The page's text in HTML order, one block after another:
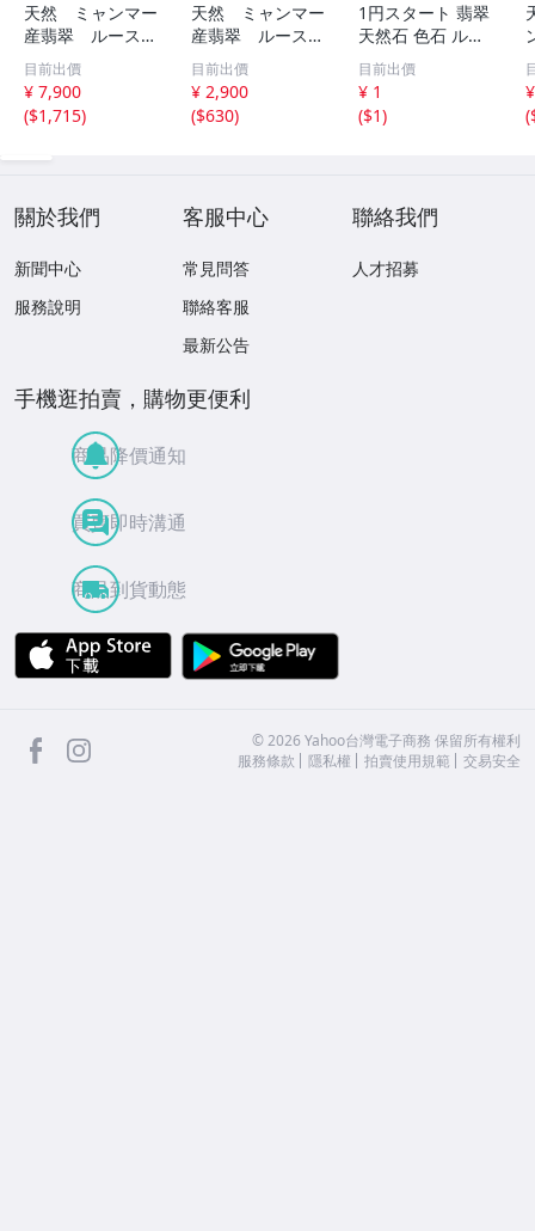
天然 ミャンマー
産翡翠 ルース
瓜 氷のように透
き通る 17ｘ8.5
ｘ2.4ｍｍ 3.5ct
と 17.6ｘ11
目前出價
¥ 7,900
($1,715)
天然 ミャンマー
産翡翠 ルース
18ｘ12.8ｍ
ｍ 40.5ct と
18.4ｘ13.3ｍｍ
43ct 注意事項
目前出價
¥ 2,900
($630)
1円スタート 翡翠
天然石 色石 ルー
ス まとめ 大量 ジ
ュエリー 宝石 総
重量約49.0g ヒス
イ HE0806ろ
目前出價
¥ 1
($1)
(
關於我們
新聞中心
服務說明
客服中心
常見問答
聯絡客服
最新公告
聯絡我們
人才招募
手機逛拍賣，購物更便利
商品降價通知
買賣即時溝通
商品到貨動態
APP Store
facebook ©2026 Yahoo台灣電子商務 保留所有權利
服務條款
隱私權 拍賣使用規範 交易安全